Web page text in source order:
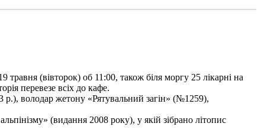
травня (вівторок) об 11:00, також біля моргу 25 лікарні на
перевезе всіх до кафе.
володар жетону «Рятувальний загін» (№1259),
(видання 2008 року), у якій зібрано літопис